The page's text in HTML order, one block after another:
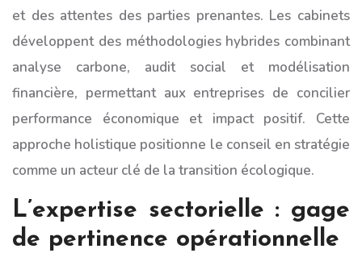
et des attentes des parties prenantes. Les cabinets
développent des méthodologies hybrides combinant
analyse carbone, audit social et modélisation
financière, permettant aux entreprises de concilier
performance économique et impact positif. Cette
approche holistique positionne le conseil en stratégie
comme un acteur clé de la transition écologique.
L’expertise sectorielle : gage
de pertinence opérationnelle